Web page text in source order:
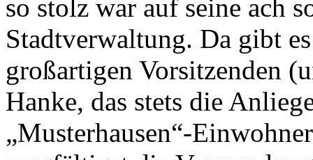
so stolz war auf seine ach
Stadtverwaltung. Da gibt
großartigen Vorsitzenden
Hanke, das stets die
„Musterhausen“-